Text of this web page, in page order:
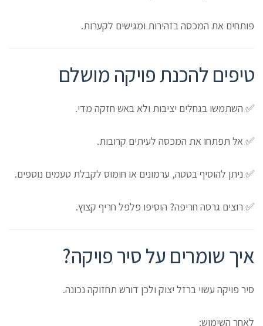
פותחים את המכסה בזהירות ומגישים לקערות.
טיפים להכנת פויקה מושלם
✅ השתמשו בגחלים יציבות ולא באש חזקה מדי.
✅ אל תפתחו את המכסה לעיתים קרובות.
✅ ניתן להוסיף בטטה, ערמונים או חומוס לקבלת טעמים נוספים.
✅ רוצים גרסה חריפה? הוסיפו פלפל חריף קצוץ.
איך שומרים על סיר פויקה?
סיר פויקה עשוי ברזל יצוק ולכן דורש תחזוקה נכונה.
לאחר השימוש: